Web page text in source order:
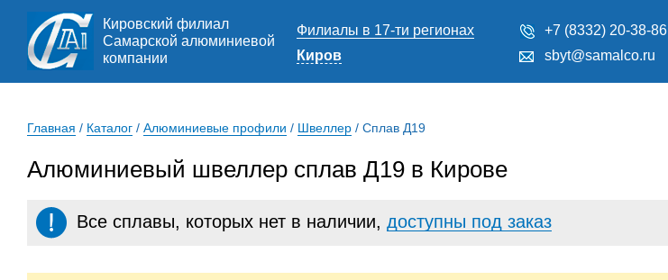
Кировский филиал
Самарской алюминиевой
компании
Филиалы в 17-ти регионах
Киров
+7 (8332) 20-38-86
sbyt@samalco.ru
Главная / Каталог / Алюминиевые профили / Швеллер / Сплав Д19
Алюминиевый швеллер сплав Д19 в Кирове
Все сплавы, которых нет в наличии, доступны под заказ